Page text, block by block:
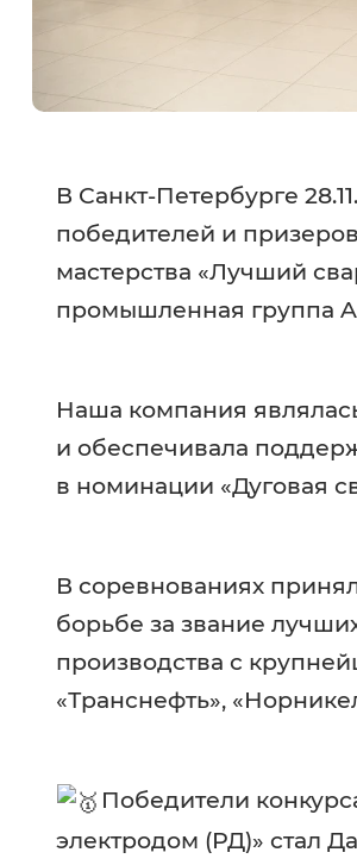
В Санкт-Петербурге
победителей и
мастерства «Лучший
промышленная группа
Наша компания
и обеспечивала
в номинации «Дуговая
В соревнованиях
борьбе за звание
производства с
«Транснефть»,
Победители
электродом (РД)» стал